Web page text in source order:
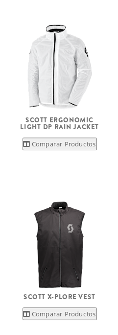
SCOTT ERGONOMIC
LIGHT DP RAIN JACKET
Comparar Productos
SCOTT X-PLORE VEST
Comparar Productos